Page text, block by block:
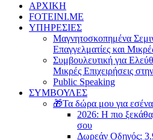
ΑΡΧΙΚΗ
FOTEINI.ME
ΥΠΗΡΕΣΙΕΣ
Μαγνητοσκοπημένα
Επαγγελματίες και
Συμβουλευτική για
Μικρές Επιχειρήσεις
Public Speaking
ΣΥΜΒΟΥΛΕΣ
🎁Τα δώρα μου για εσένα
2026: Η πιο
σου
Δωρεάν Οδηγός: